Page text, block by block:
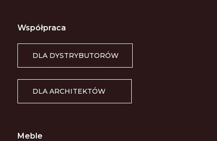
Meble
Współpraca
DLA DYSTRYBUTORÓW
DLA ARCHITEKTÓW